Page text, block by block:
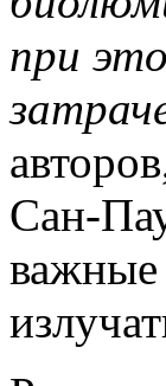
при
Сан-
важные